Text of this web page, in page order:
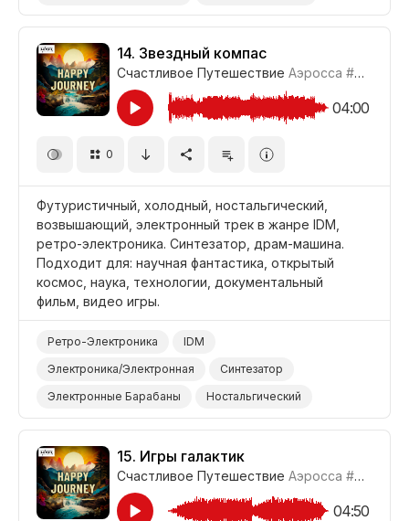
Футуристичный
Неземной
Наука/Технология/Производство
Открытый Космос
Фильм Научная Фантастика
Документальный Фильм
14. Звездный компас
Счастливое Путешествие Аэросса #CUP021_14
04:00
0
Футуристичный, холодный, ностальгический,
возвышающий, электронный трек в жанре IDM,
ретро-электроника. Синтезатор, драм-машина.
Подходит для: научная фантастика, открытый
космос, наука, технологии, документальный
фильм, видео игры.
Ретро-Электроника
IDM
Электроника/Электронная
Синтезатор
Электронные Барабаны
Ностальгический
Поднимающий Настроение
Футуристичный
Видео Игры
Наука/Технология/Производство
Открытый Космос
Фильм Научная Фантастика
Документальный Фильм
15. Игры галактик
Счастливое Путешествие Аэросса #CUP021_15
04:50